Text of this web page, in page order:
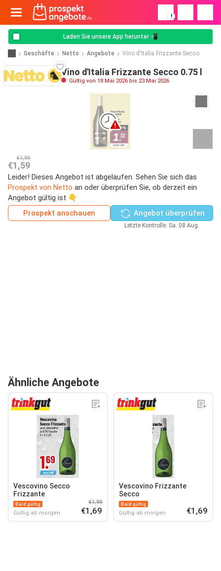
!
Laden Sie unsere App herunter 📲
Geschäfte Netto Angebote Vino d'Italia Frizzante Secco
Vino d'Italia Frizzante Secco 0.75 l
Gültig von 18 Mai 2026 bis 23 Mai 2026
€1,99
€1,59
Leider! Dieses Angebot ist abgelaufen. Sehen Sie sich das
Prospekt von Netto an oder überprüfen Sie, ob derzeit ein
Angebot gültig ist 👇
Prospekt anschauen
Angebot überprüfen
Letzte Kontrolle: Sa. 08 Aug.
Ähnliche Angebote
Vescovino Secco
Frizzante
Bald gültig
Gültig ab morgen
€1,99
€1,69
Vescovino Frizzante
Secco
Bald gültig
Gültig ab morgen €1,69